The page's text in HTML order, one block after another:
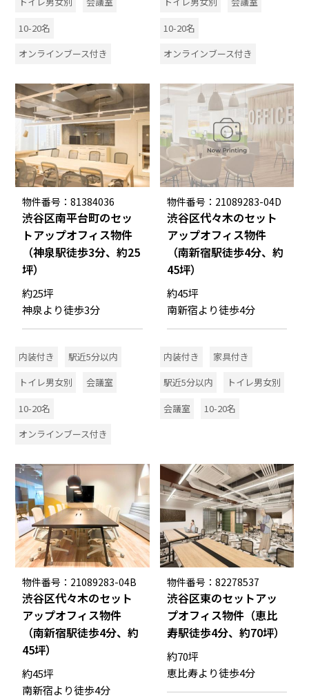
10-20名
オンラインブース付き
10-20名
オンラインブース付き
物件番号：81384036
渋谷区南平台町のセッ
トアップオフィス物件
（神泉駅徒歩3分、約25
坪）
約25坪
神泉より徒歩3分
内装付き
駅近5分以内
トイレ男女別
会議室
10-20名
オンラインブース付き
物件番号：21089283-04D
渋谷区代々木のセット
アップオフィス物件
（南新宿駅徒歩4分、約
45坪）
約45坪
南新宿より徒歩4分
内装付き
家具付き
駅近5分以内
トイレ男女別
会議室
10-20名
物件番号：21089283-04B
渋谷区代々木のセット
アップオフィス物件
（南新宿駅徒歩4分、約
45坪）
約45坪
南新宿より徒歩4分
物件番号：82278537
渋谷区東のセットアッ
プオフィス物件（恵比
寿駅徒歩4分、約70坪）
約70坪
恵比寿より徒歩4分